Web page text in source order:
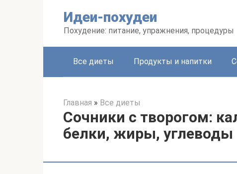
Идеи-похудеи
Похудение: питание, упражнения, процедуры
Все диеты Продукты и напитки
Главная » Все диеты
Сочники с творогом:
белки, жиры, углеводы